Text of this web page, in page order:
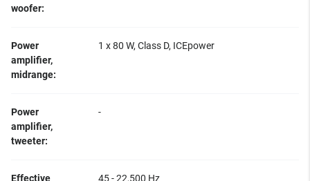
woofer:
Power
amplifier,
midrange:
1 x 80 W, Class D, ICEpower
Power
amplifier,
tweeter:
-
Effective 45 - 22,500 Hz